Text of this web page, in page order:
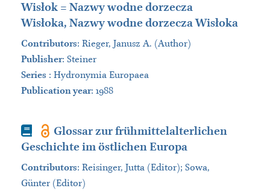
Wisłok = Nazwy wodne dorzecza
Wisłoka, Nazwy wodne dorzecza Wisłoka
Contributors: Rieger, Janusz A. (Author)
Publisher: Steiner
Series : Hydronymia Europaea
Publication year: 1988
Book Glossar zur frühmittelalterlichen
Geschichte im östlichen Europa
Contributors: Reisinger, Jutta (Editor); Sowa,
Günter (Editor)